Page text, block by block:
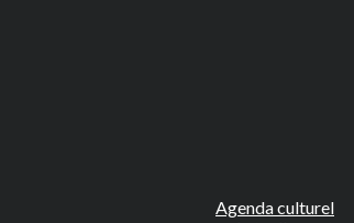
Agenda culturel